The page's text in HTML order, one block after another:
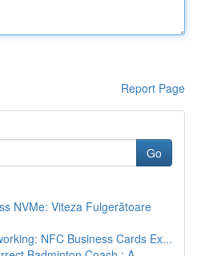
Report Page
Go
NVMe: Viteza Fulgerătoare
NFC Business Cards Ex...